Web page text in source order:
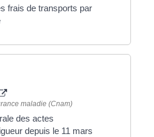
frais de transports par
maladie (Cnam)
des actes
depuis le 11 mars